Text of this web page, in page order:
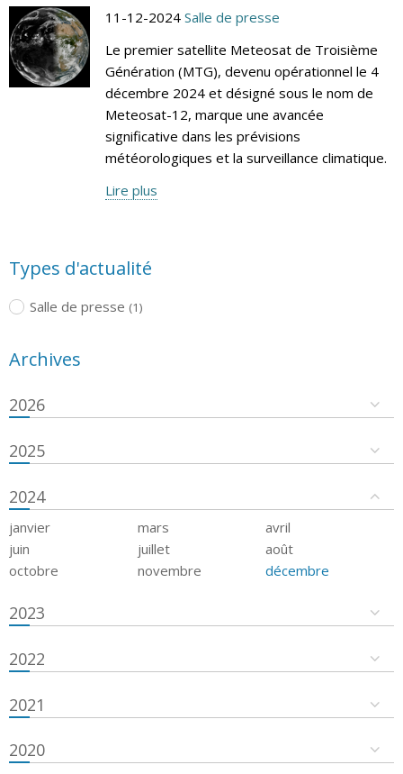
11-12-2024 Salle de presse
Le premier satellite Meteosat de Troisième
Génération (MTG), devenu opérationnel le 4
décembre 2024 et désigné sous le nom de
Meteosat-12, marque une avancée
significative dans les prévisions
météorologiques et la surveillance climatique.
Lire plus
Types d'actualité
Salle de presse (1)
Archives
2026
2025
2024
janvier mars
avril
juin
juillet
août
octobre
novembre décembre
2023
2022
2021
2020